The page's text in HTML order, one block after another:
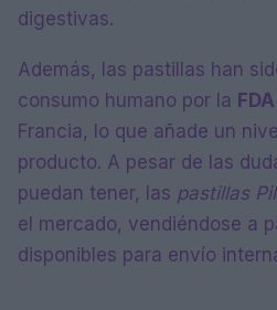
digestivas.
Además, las pastillas han
consumo humano por la FDA
Francia, lo que añade un
producto. A pesar de las
puedan tener, las pastillas
el mercado, vendiéndose a
disponibles para envío